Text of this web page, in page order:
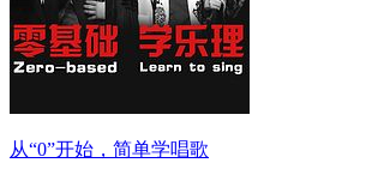
从“0”开始，简单学唱歌